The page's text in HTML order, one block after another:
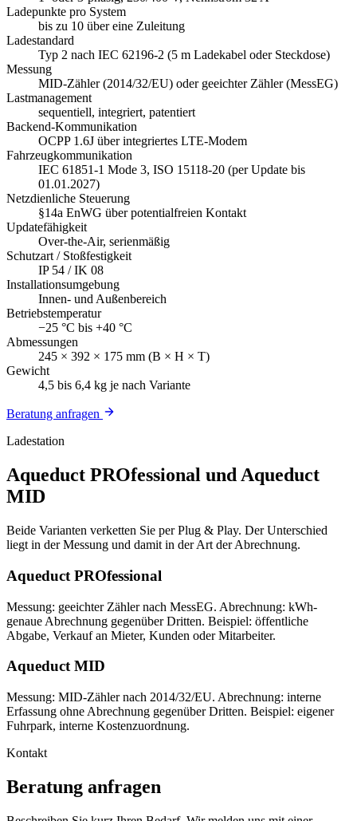
Ladepunkte pro System
bis zu 10 über eine Zuleitung
Ladestandard
Typ 2 nach IEC 62196-2 (5 m Ladekabel oder Steckdose)
Messung
MID-Zähler (2014/32/EU) oder geeichter Zähler (MessEG)
Lastmanagement
sequentiell, integriert, patentiert
Backend-Kommunikation
OCPP 1.6J über integriertes LTE-Modem
Fahrzeugkommunikation
IEC 61851-1 Mode 3, ISO 15118-20 (per Update bis
01.01.2027)
Netzdienliche Steuerung
§14a EnWG über potentialfreien Kontakt
Updatefähigkeit
Over-the-Air, serienmäßig
Schutzart / Stoßfestigkeit
IP 54 / IK 08
Installationsumgebung
Innen- und Außenbereich
Betriebstemperatur
−25 °C bis +40 °C
Abmessungen
245 × 392 × 175 mm (B × H × T)
Gewicht
4,5 bis 6,4 kg je nach Variante
Beratung anfragen
Ladestation
Aqueduct PROfessional und Aqueduct
MID
Beide Varianten verketten Sie per Plug & Play. Der Unterschied
liegt in der Messung und damit in der Art der Abrechnung.
Aqueduct PROfessional
Messung: geeichter Zähler nach MessEG. Abrechnung: kWh-
genaue Abrechnung gegenüber Dritten. Beispiel: öffentliche
Abgabe, Verkauf an Mieter, Kunden oder Mitarbeiter.
Aqueduct MID
Messung: MID-Zähler nach 2014/32/EU. Abrechnung: interne
Erfassung ohne Abrechnung gegenüber Dritten. Beispiel: eigener
Fuhrpark, interne Kostenzuordnung.
Kontakt
Beratung anfragen